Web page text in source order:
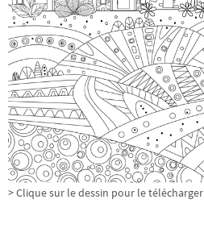
> Clique sur le dessin pour le télécharger